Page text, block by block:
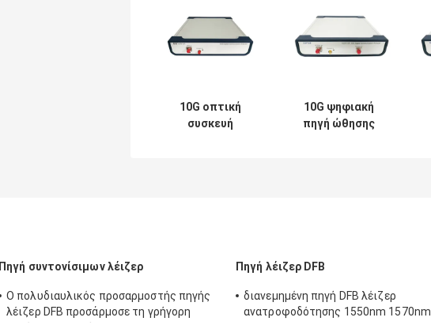
10G οπτική
συσκευή
10G ψηφιακή
πηγή ώθησης
Πηγή συντονίσιμων λέιζερ
Ο πολυδιαυλικός προσαρμοστής πηγής
λέιζερ DFB προσάρμοσε τη γρήγορη
Πηγή λέιζερ DFB
διανεμημένη πηγή DFB λέιζερ
ανατροφοδότησης 1550nm 1570nm